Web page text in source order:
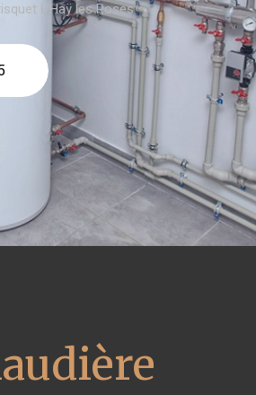
L'Haÿ les Roses